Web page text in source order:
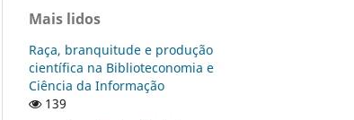
Mais lidos
Raça, branquitude e produção
científica na Biblioteconomia e
Ciência da Informação
139